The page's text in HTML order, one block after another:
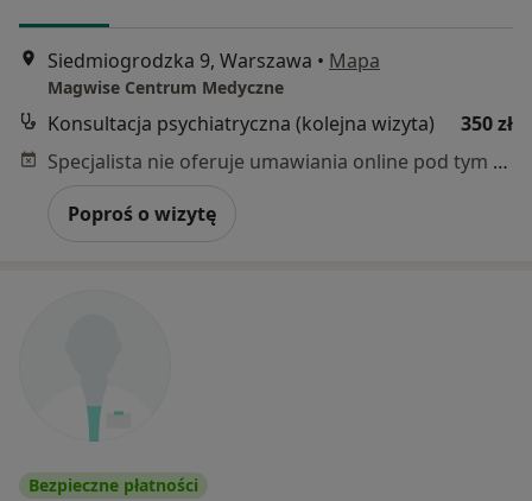
Siedmiogrodzka 9, Warszawa • Mapa
Magwise Centrum Medyczne
Konsultacja psychiatryczna (kolejna wizyta)
350 zł
Specjalista nie oferuje umawiania online pod tym adresem.
Poproś o wizytę
Bezpieczne płatności